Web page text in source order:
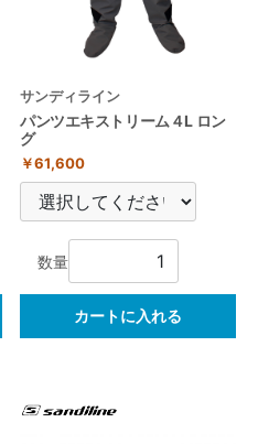
サンディライン
パンツエキストリーム４L ロン
グ
￥61,600
数量
カートに入れる